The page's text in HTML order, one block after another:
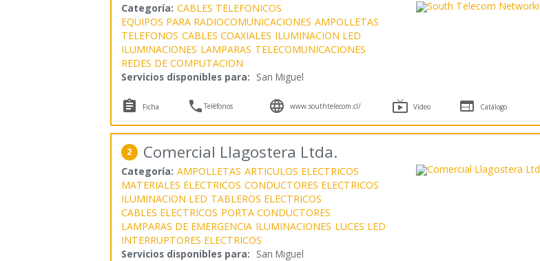
Categoría: CABLES TELEFONICOS
EQUIPOS PARA RADIOCOMUNICACIONES AMPOLLETAS
TELEFONOS CABLES COAXIALES ILUMINACION LED
ILUMINACIONES LAMPARAS TELECOMUNICACIONES
REDES DE COMPUTACION
Servicios disponibles para: San Miguel
 Ficha Teléfonos  www.southtelecom.cl/  Vídeo  Catálogo
2 Comercial Llagostera Ltda.
Categoría: AMPOLLETAS ARTICULOS ELECTRICOS
MATERIALES ELECTRICOS CONDUCTORES ELECTRICOS
ILUMINACION LED TABLEROS ELECTRICOS
CABLES ELECTRICOS PORTA CONDUCTORES
LAMPARAS DE EMERGENCIA ILUMINACIONES LUCES LED
INTERRUPTORES ELECTRICOS
Servicios disponibles para: San Miguel